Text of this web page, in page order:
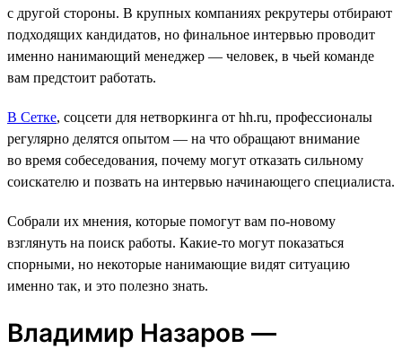
с другой стороны. В крупных компаниях рекрутеры отбирают
подходящих кандидатов, но финальное интервью проводит
именно нанимающий менеджер ― человек, в чьей команде
вам предстоит работать.
В Сетке, соцсети для нетворкинга от hh.ru, профессионалы
регулярно делятся опытом — на что обращают внимание
во время собеседования, почему могут отказать сильному
соискателю и позвать на интервью начинающего специалиста.
Собрали их мнения, которые помогут вам по-новому
взглянуть на поиск работы. Какие-то могут показаться
спорными, но некоторые нанимающие видят ситуацию
именно так, и это полезно знать.
Владимир Назаров —